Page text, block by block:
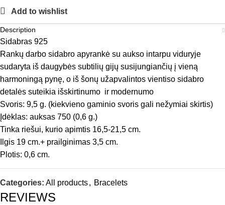
Add to wishlist
Description
Sidabras 925
Rankų darbo sidabro apyrankė su aukso intarpu viduryje
sudaryta iš daugybės subtilių gijų susijungiančių į vieną
harmoningą pynę, o iš šonų užapvalintos vientiso sidabro
detalės suteikia išskirtinumo ir modernumo
Svoris: 9,5 g. (kiekvieno gaminio svoris gali nežymiai skirtis)
Įdėklas: auksas 750 (0,6 g.)
Tinka riešui, kurio apimtis 16,5-21,5 cm.
Ilgis 19 cm.+ prailginimas 3,5 cm.
Plotis: 0,6 cm.
Categories: All products, Bracelets
REVIEWS